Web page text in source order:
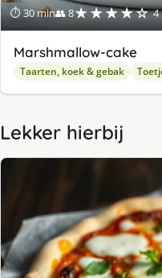
⏱ 30 min👥 8★★★★☆ 4
Marshmallow-cake
Taarten, koek & gebak
Lekker hierbij